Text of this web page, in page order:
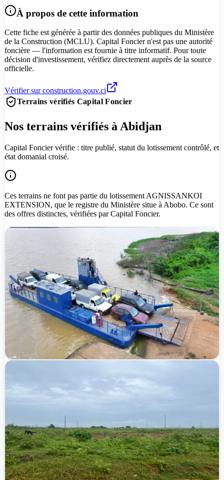
À propos de cette information
Cette fiche est générée à partir des données publiques du Ministère
de la Construction (MCLU). Capital Foncier n'est pas une autorité
foncière — l'information est fournie à titre informatif. Pour toute
décision d'investissement, vérifiez directement auprès de la source
officielle.
Vérifier sur construction.gouv.ci
Terrains vérifiés Capital Foncier
Nos terrains vérifiés à Abidjan
Capital Foncier vérifie : titre publié, statut du lotissement contrôlé, et
état domanial croisé.
Ces terrains ne font pas partie du lotissement AGNISSANKOI
EXTENSION, que le registre du Ministère situe à Abobo. Ce sont
des offres distinctes, vérifiées par Capital Foncier.
9 146 000 FCFA
Bingerville
Eloka Té, lotissement M'Pate Cité des Merveilles
400 m²
20
/ 20
lots disponibles
TER-2026-UHMXE
8 000 000 FCFA
Audoin
500 m²
5/5 lots disponibles